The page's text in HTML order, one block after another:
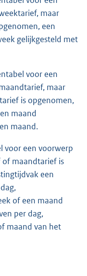
maar
een
gelijkgesteld met
voor een
maar
is opgenomen,
maand
maand.
voor een voorwerp
of maandtarief is
een
of een maand
per dag,
maand van het